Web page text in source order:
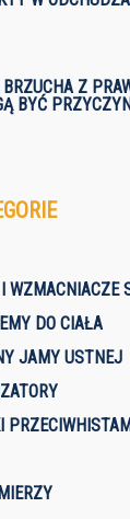
BRZUCHA Z
BYĆ
WZMACNIACZE
DO CIAŁA
JAMY USTNEJ